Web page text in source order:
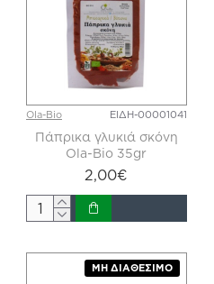
Ola-Bio ΕΙΔΗ-00001041
Πάπρικα γλυκιά σκόνη
Ola-Bio 35gr
2,00€
ΜΗ ΔΙΑΘΈΣΙΜΟ